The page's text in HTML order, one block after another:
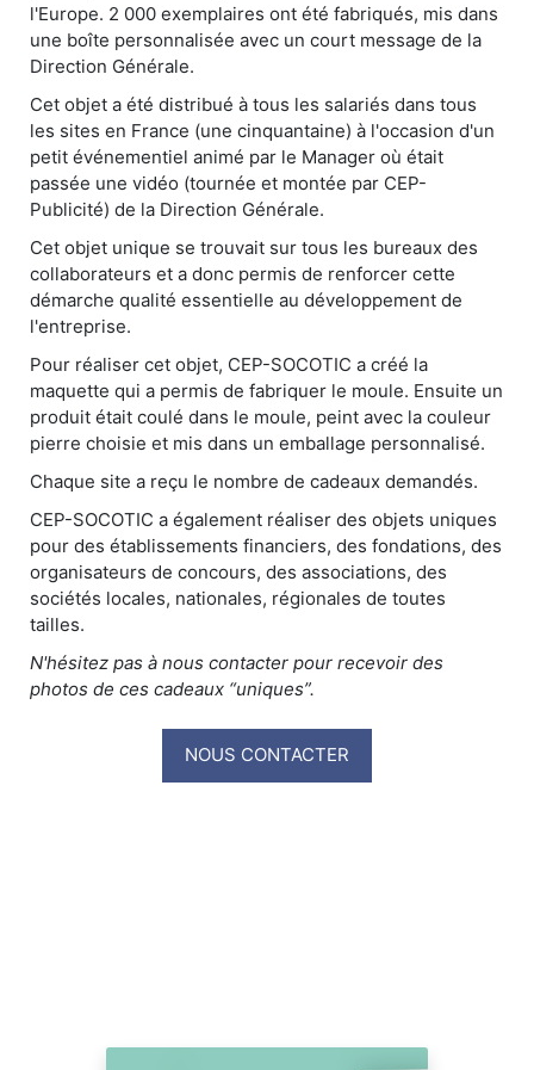
l'Europe. 2 000 exemplaires ont été fabriqués, mis dans
une boîte personnalisée avec un court message de la
Direction Générale.
Cet objet a été distribué à tous les salariés dans tous
les sites en France (une cinquantaine) à l'occasion d'un
petit événementiel animé par le Manager où était
passée une vidéo (tournée et montée par CEP-
Publicité) de la Direction Générale.
Cet objet unique se trouvait sur tous les bureaux des
collaborateurs et a donc permis de renforcer cette
démarche qualité essentielle au développement de
l'entreprise.
Pour réaliser cet objet, CEP-SOCOTIC a créé la
maquette qui a permis de fabriquer le moule. Ensuite un
produit était coulé dans le moule, peint avec la couleur
pierre choisie et mis dans un emballage personnalisé.
Chaque site a reçu le nombre de cadeaux demandés.
CEP-SOCOTIC a également réaliser des objets uniques
pour des établissements financiers, des fondations, des
organisateurs de concours, des associations, des
sociétés locales, nationales, régionales de toutes
tailles.
N'hésitez pas à nous contacter pour recevoir des
photos de ces cadeaux “uniques”.
NOUS CONTACTER